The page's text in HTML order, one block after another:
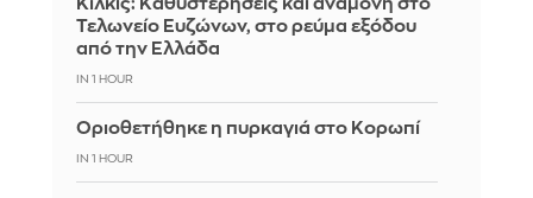
Κιλκίς: Καθυστερήσεις και αναμονή στο
Τελωνείο Ευζώνων, στο ρεύμα εξόδου
από την Ελλάδα
IN 1 HOUR
Οριοθετήθηκε η πυρκαγιά στο Κορωπί
IN 1 HOUR